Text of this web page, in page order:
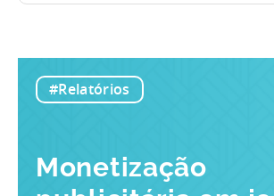
#Relatórios
Monetização